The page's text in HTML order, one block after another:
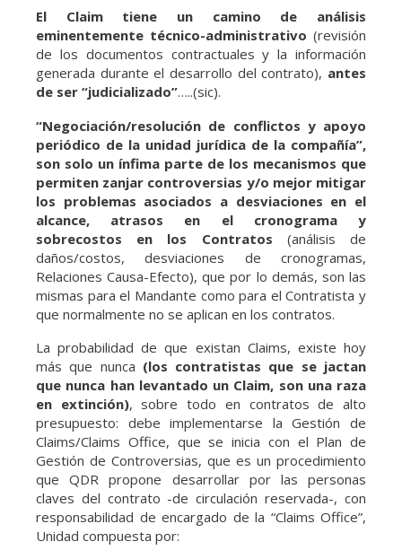
El Claim tiene un camino de análisis
eminentemente técnico-administrativo (revisión
de los documentos contractuales y la información
generada durante el desarrollo del contrato), antes
de ser “judicializado”…..(sic).
“Negociación/resolución de conflictos y apoyo
periódico de la unidad jurídica de la compañía”,
son solo un ínfima parte de los mecanismos que
permiten zanjar controversias y/o mejor mitigar
los problemas asociados a desviaciones en el
alcance, atrasos en el cronograma y
sobrecostos en los Contratos (análisis de
daños/costos, desviaciones de cronogramas,
Relaciones Causa-Efecto), que por lo demás, son las
mismas para el Mandante como para el Contratista y
que normalmente no se aplican en los contratos.
La probabilidad de que existan Claims, existe hoy
más que nunca (los contratistas que se jactan
que nunca han levantado un Claim, son una raza
en extinción), sobre todo en contratos de alto
presupuesto: debe implementarse la Gestión de
Claims/Claims Office, que se inicia con el Plan de
Gestión de Controversias, que es un procedimiento
que QDR propone desarrollar por las personas
claves del contrato -de circulación reservada-, con
responsabilidad de encargado de la “Claims Office”,
Unidad compuesta por: